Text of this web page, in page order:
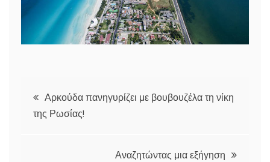
Πλοήγηση
άρθρων
Αρκούδα πανηγυρίζει με βουβουζέλα τη νίκη
της Ρωσίας!
Αναζητώντας μια εξήγηση